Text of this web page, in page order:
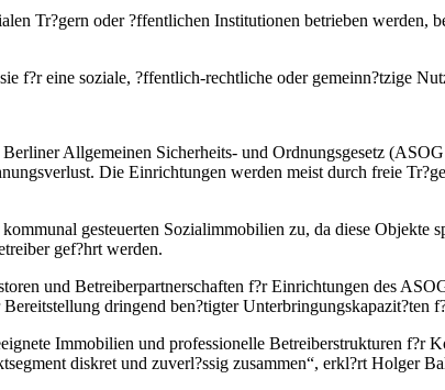
Tr?gern oder ?ffentlichen Institutionen betrieben werden,
f?r eine soziale, ?ffentlich-rechtliche oder gemeinn?tzige
Allgemeinen Sicherheits- und Ordnungsgesetz
Die Einrichtungen werden meist durch freie
gesteuerten Sozialimmobilien zu, da diese
gef?hrt werden.
und Betreiberpartnerschaften f?r Einrichtungen des
dringend ben?tigter Unterbringungskapazit?ten
Immobilien und professionelle Betreiberstrukturen f?r
diskret und zuverl?ssig zusammen“, erkl?rt Holger